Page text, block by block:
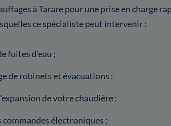
à Tarare pour une prise en charge
ce spécialiste peut intervenir :
fuites d'eau ;
de robinets et évacuations ;
de votre chaudière ;
électroniques ;